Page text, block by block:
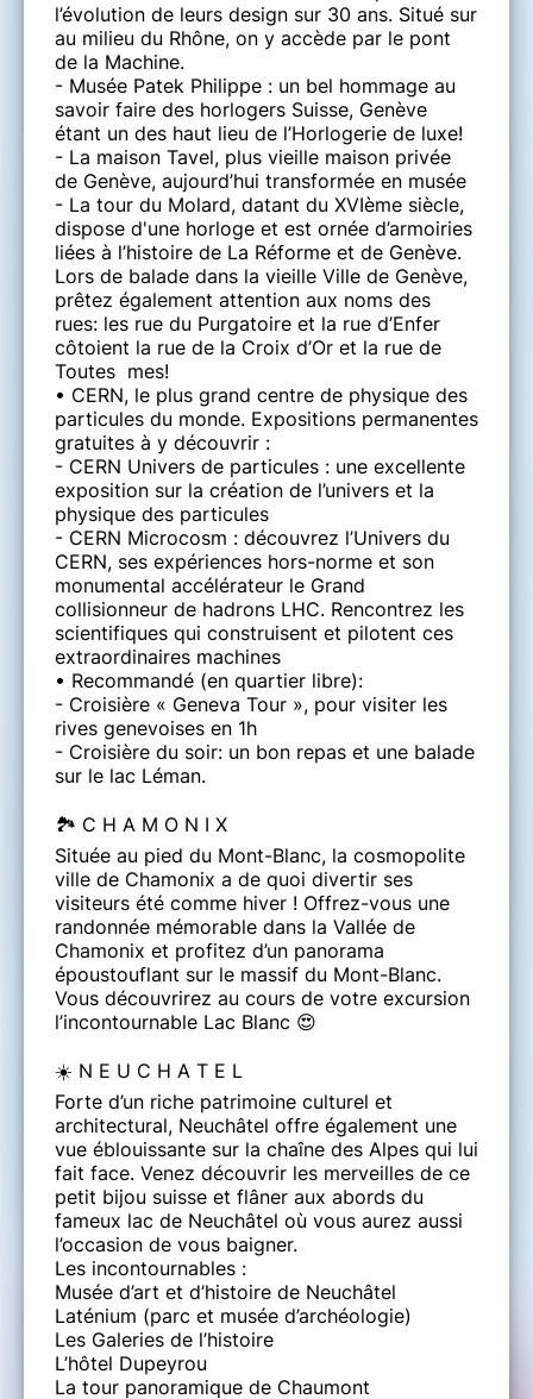
l’évolution de leurs design sur 30 ans. Situé sur
au milieu du Rhône, on y accède par le pont
de la Machine.
- Musée Patek Philippe : un bel hommage au
savoir faire des horlogers Suisse, Genève
étant un des haut lieu de l’Horlogerie de luxe!
- La maison Tavel, plus vieille maison privée
de Genève, aujourd’hui transformée en musée
- La tour du Molard, datant du XVIème siècle,
dispose d'une horloge et est ornée d’armoiries
liées à l’histoire de La Réforme et de Genève.
Lors de balade dans la vieille Ville de Genève,
prêtez également attention aux noms des
rues: les rue du Purgatoire et la rue d’Enfer
côtoient la rue de la Croix d’Or et la rue de
Toutes mes!
• CERN, le plus grand centre de physique des
particules du monde. Expositions permanentes
gratuites à y découvrir :
- CERN Univers de particules : une excellente
exposition sur la création de l’univers et la
physique des particules
- CERN Microcosm : découvrez l’Univers du
CERN, ses expériences hors-norme et son
monumental accélérateur le Grand
collisionneur de hadrons LHC. Rencontrez les
scientifiques qui construisent et pilotent ces
extraordinaires machines
• Recommandé (en quartier libre):
- Croisière « Geneva Tour », pour visiter les
rives genevoises en 1h
- Croisière du soir: un bon repas et une balade
sur le lac Léman.
🏞️ C H A M O N I X
Située au pied du Mont-Blanc, la cosmopolite
ville de Chamonix a de quoi divertir ses
visiteurs été comme hiver ! Offrez-vous une
randonnée mémorable dans la Vallée de
Chamonix et profitez d’un panorama
époustouflant sur le massif du Mont-Blanc.
Vous découvrirez au cours de votre excursion
l’incontournable Lac Blanc 😍
☀️ N E U C H A T E L
Forte d’un riche patrimoine culturel et
architectural, Neuchâtel offre également une
vue éblouissante sur la chaîne des Alpes qui lui
fait face. Venez découvrir les merveilles de ce
petit bijou suisse et flâner aux abords du
fameux lac de Neuchâtel où vous aurez aussi
l’occasion de vous baigner.
Les incontournables :
Musée d’art et d’histoire de Neuchâtel
Laténium (parc et musée d’archéologie)
Les Galeries de l’histoire
L’hôtel Dupeyrou
La tour panoramique de Chaumont